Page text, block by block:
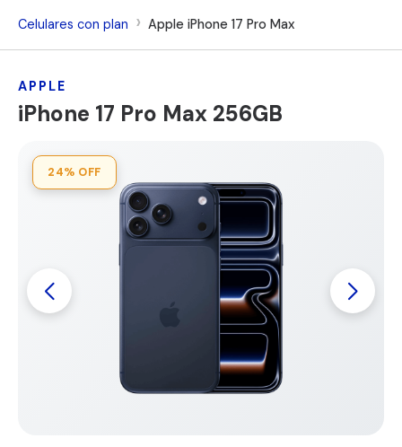
Celulares con plan Apple iPhone 17 Pro Max
APPLE
iPhone 17 Pro Max 256GB
24% OFF